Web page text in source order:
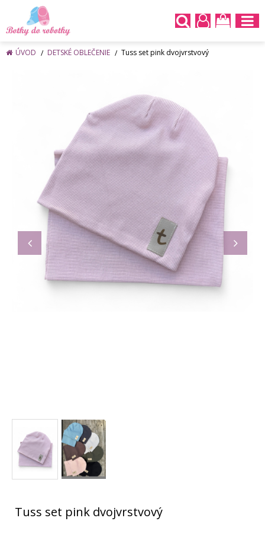
ÚVOD DETSKÉ OBLEČENIE Tuss set pink dvojvrstvový
Tuss set pink dvojvrstvový